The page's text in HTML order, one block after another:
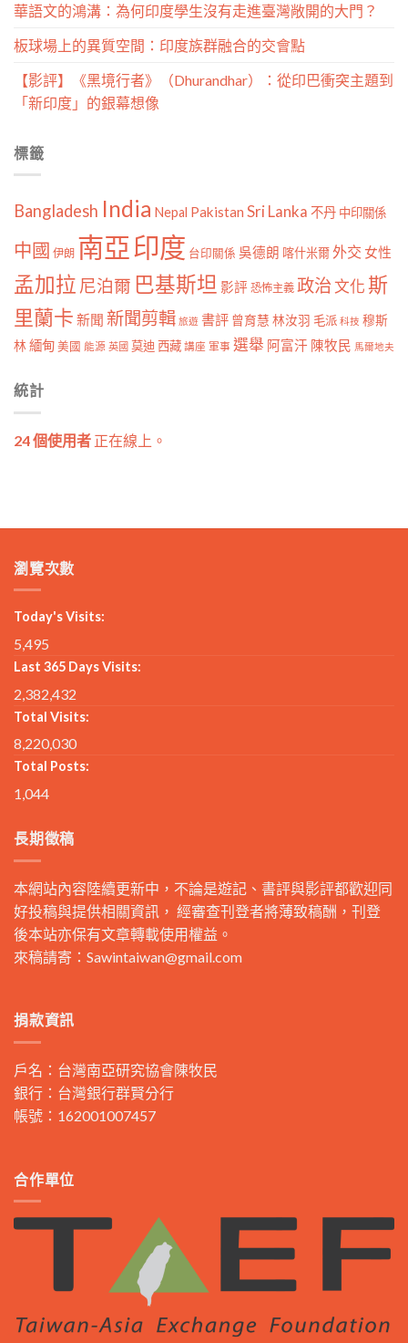
華語文的鴻溝：為何印度學生沒有走進臺灣敞開的大門？
板球場上的異質空間：印度族群融合的交會點
【影評】《黑境行者》（Dhurandhar）：從印巴衝突主題到
「新印度」的銀幕想像
標籤
Bangladesh India Nepal Pakistan Sri Lanka 不丹 中印關係
中國 伊朗 南亞印度 台印關係 吳德朗 喀什米爾外交 女性
孟加拉 尼泊爾 巴基斯坦 影評 恐怖主義 政治文化斯
里蘭卡 新聞 新聞剪輯 旅遊 書評 曾育慧 林汝羽 毛派 科技 穆斯
林 緬甸 美國 能源 英國 莫迪 西藏 講座 軍事 選舉 阿富汗 陳牧民 馬爾地夫
統計
24 個使用者 正在線上。
瀏覽次數
Today's Visits:
5,495
Last 365 Days Visits:
2,382,432
Total Visits:
8,220,030
Total Posts:
1,044
長期徵稿
本網站內容陸續更新中，不論是遊記、書評與影評都歡迎同
好投稿與提供相關資訊， 經審查刊登者將薄致稿酬，刊登
後本站亦保有文章轉載使用權益。
來稿請寄： Sawintaiwan@gmail.com
捐款資訊
戶名：台灣南亞研究協會陳牧民
銀行：台灣銀行群賢分行
帳號：162001007457
合作單位